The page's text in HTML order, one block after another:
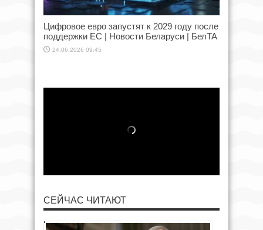
Цифровое евро запустят к 2029 году после
поддержки ЕС | Новости Беларуси | БелТА
24.06.2026 09:45
СЕЙЧАС ЧИТАЮТ